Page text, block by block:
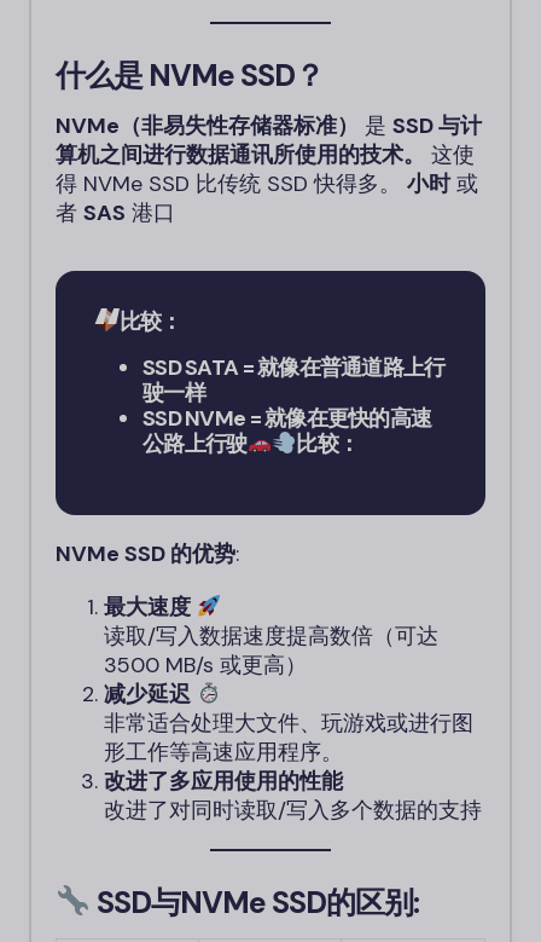
什么是 NVMe SSD？
NVMe（非易失性存储器标准） 是 SSD 与计
算机之间进行数据通讯所使用的技术。
这使
得 NVMe SSD 比传统 SSD 快得多。 小时或
者 SAS 港口
比较：
SSD SATA = 就像在普通道路上行
驶一样
SSD NVMe = 就像在更快的高速
公路上行驶
比较：
NVMe SSD 的优势:
最大速度
读取/写入数据速度提高数倍（可达
3500 MB/s 或更高）
减少延迟
非常适合处理大文件、玩游戏或进行图
形工作等高速应用程序。
改进了多应用使用的性能
改进了对同时读取/写入多个数据的支持
SSD与NVMe SSD的区别: